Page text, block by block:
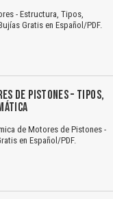
- Estructura, Tipos,
Gratis en Español/PDF.
DE PISTONES – TIPOS,
de Motores de Pistones -
en Español/PDF.